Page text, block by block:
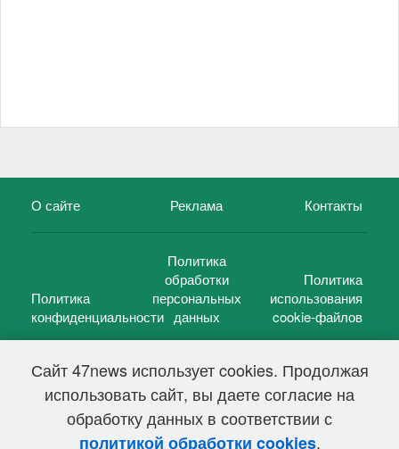
Сайт 47news использует cookies. Продолжая
использовать сайт, вы даете согласие на
обработку данных в соответствии с
политикой обработки cookies.
О сайте Реклама Контакты
Политика
конфиденциальности
Политика
обработки
персональных
данных
Политика
использования
cookie-файлов
47 новостей (47 news)2005 — 2026 г.
Свидетельство о регистрации СМИ Эл № ФС 77-39848, выдано
Федеральной службой по надзору в сфере связи,